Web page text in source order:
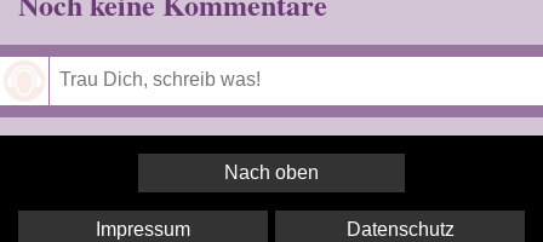
Nach oben
Impressum Datenschutz